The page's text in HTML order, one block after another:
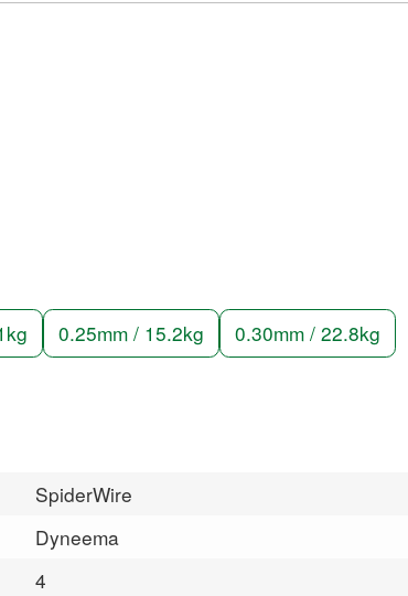
0.25mm / 15.2kg
0.30mm / 22.8kg
SpiderWire
Dyneema
4